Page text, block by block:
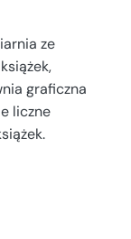
ze
graficzna
liczne